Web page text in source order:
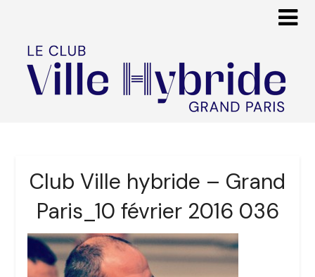
Club Ville hybride – Grand
Paris_10 février 2016 036